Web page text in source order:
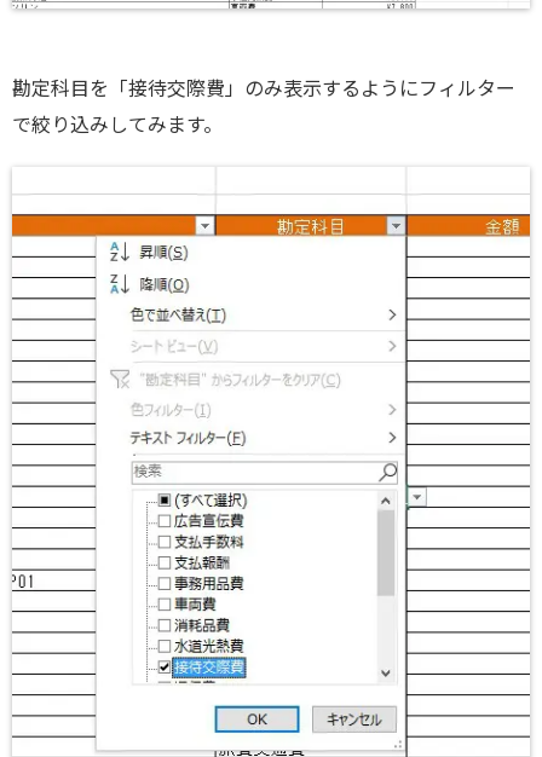
勘定科目を「接待交際費」のみ表示するようにフィルター
で絞り込みしてみます。